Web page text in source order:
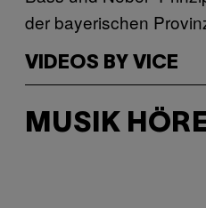
der bayerischen
VIDEOS BY VICE
MUSIK